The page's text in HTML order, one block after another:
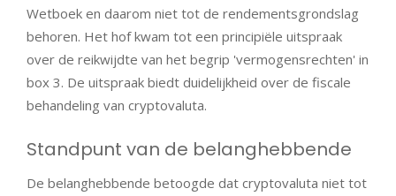
Wetboek en daarom niet tot de rendementsgrondslag
behoren. Het hof kwam tot een principiële uitspraak
over de reikwijdte van het begrip 'vermogensrechten' in
box 3. De uitspraak biedt duidelijkheid over de fiscale
behandeling van cryptovaluta.
Standpunt van de belanghebbende
De belanghebbende betoogde dat cryptovaluta niet tot